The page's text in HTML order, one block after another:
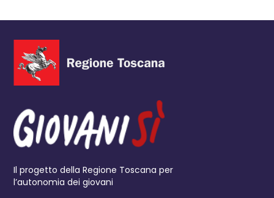
Il progetto della Regione Toscana per
l’autonomia dei giovani